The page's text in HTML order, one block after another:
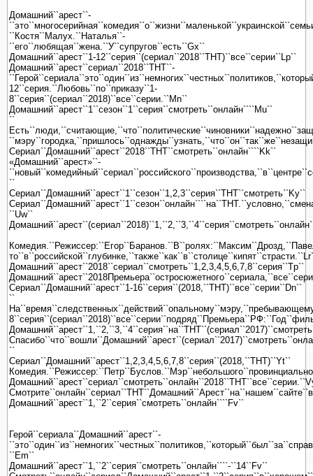
Домашний``арест``-
``Костя``Малух.``Наталья``-
``его``любящая``жена.``У``супругов``есть``Gx``
Домашний``арест``1-12``серия``(сериал``2018``ТНТ)``все``серии``Lp``
Домашний``арест``сериал``2018``ТНТ``-
12``серия.``Любовь``по``приказу``1-
8``серия``(сериал``2018)``все``серии.``Mn``
Домашний``арест``1``сезон``1``серия``смотреть``онлайн````Mu``
``
Сериал``Домашний``арест``2018``ТНТ``смотреть``онлайн````Kk``
«Домашний``арест»``-
``
Сериал``Домашний``арест``1``сезон``1,2,3``серия``ТНТ``смотреть``Ky``
``Uw``
Домашний``арест``2018``сериал``смотреть``1,2,3,4,5,6,7,8``серия``Tp``
Сериал``Домашний``арест``1-16``серия``(2018,``ТНТ)``все``серии``Dn``
``
``
Сериал``Домашний``арест``1,2,3,4,5,6,7,8``серия``(2018,``ТНТ)``Yt``
Домашний``арест``1,``2``серия``смотреть``онлайн````Fv``
Герой``сериала``Домашний``арест``-
``Em``
Домашний``арест``1,``2``серия``смотреть``онлайн````-``14``Fv``